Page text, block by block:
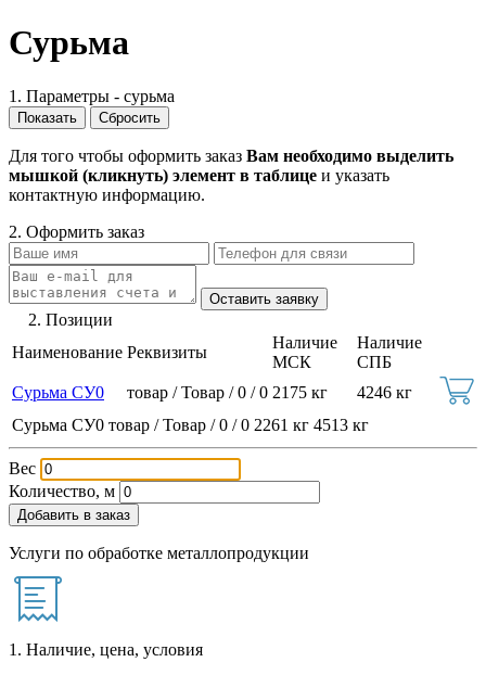
Сурьма
1. Параметры - сурьма
Для того чтобы оформить заказ Вам необходимо выделить
мышкой (кликнуть) элемент в таблице и указать
контактную информацию.
2. Оформить заказ
2. Позиции
Наименование Реквизиты
Наличие
МСК
Наличие
СПБ
Сурьма СУ0
товар / Товар / 0 / 0 2175 кг
4246 кг
Сурьма СУ0 товар / Товар / 0 / 0 2261 кг 4513 кг
Вес
Количество, м
Добавить в заказ
Услуги по обработке металлопродукции
1. Наличие, цена, условия